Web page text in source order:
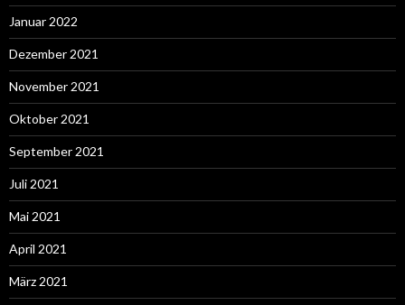
Januar 2022
Dezember 2021
November 2021
Oktober 2021
September 2021
Juli 2021
Mai 2021
April 2021
März 2021